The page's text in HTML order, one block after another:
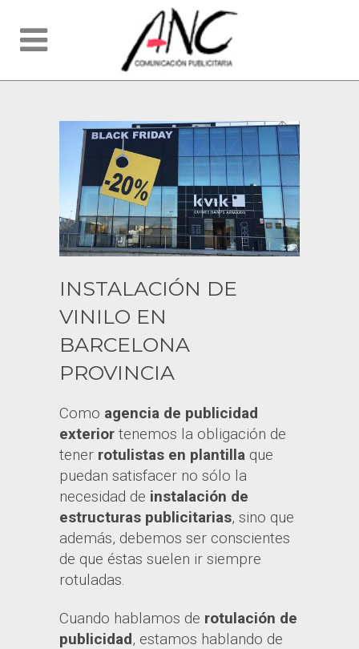
INSTALACIÓN DE
VINILO EN
BARCELONA
PROVINCIA
Como agencia de publicidad
exterior tenemos la obligación de
tener rotulistas en plantilla que
puedan satisfacer no sólo la
necesidad de instalación de
estructuras publicitarias, sino que
además, debemos ser conscientes
de que éstas suelen ir siempre
rotuladas.
Cuando hablamos de rotulación de
publicidad, estamos hablando de